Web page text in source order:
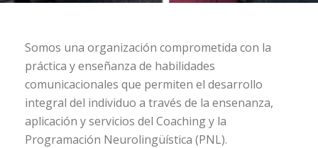
Somos una organización comprometida con la
práctica y enseñanza de habilidades
comunicacionales que permiten el desarrollo
integral del individuo a través de la ensenanza,
aplicación y servicios del Coaching y la
Programación Neurolingüística (PNL).